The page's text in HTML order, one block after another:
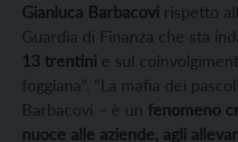
Gianluca Barbacovi rispetto
Guardia di Finanza che sta
13 trentini e sul
foggiana”. “La mafia dei
Barbacovi – è un fenomeno
nuoce alle aziende, agli